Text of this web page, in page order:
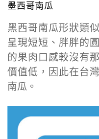
墨西哥南瓜
黑西哥南瓜形狀類
呈現短短、胖胖的
的果肉口感較沒有
價值低，因此在台
南瓜。